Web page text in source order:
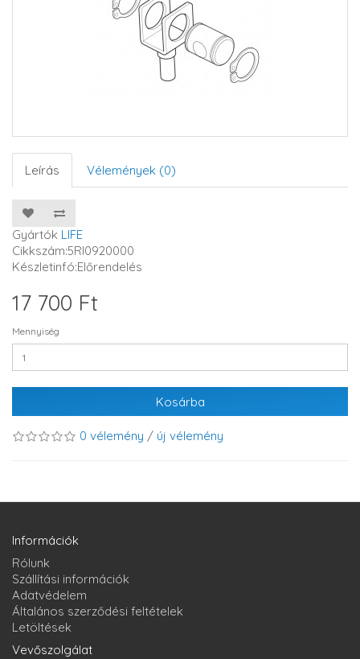
Leírás Vélemények (0)
Gyártók LIFE
Cikkszám:5RI0920000
Készletinfó:Előrendelés
17 700 Ft
Mennyiség
Kosárba
0 vélemény / új vélemény
Információk
Rólunk
Szállítási információk
Adatvédelem
Általános szerződési feltételek
Letöltések
Vevőszolgálat